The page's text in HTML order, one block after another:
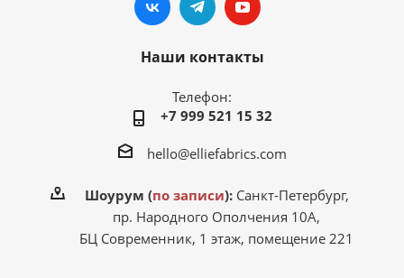
Наши контакты
Телефон:
+7 999 521 15 32
hello@elliefabrics.com
Шоурум (по записи):Санкт-Петербург,
пр. Народного Ополчения 10А,
БЦ Современник, 1 этаж, помещение 221